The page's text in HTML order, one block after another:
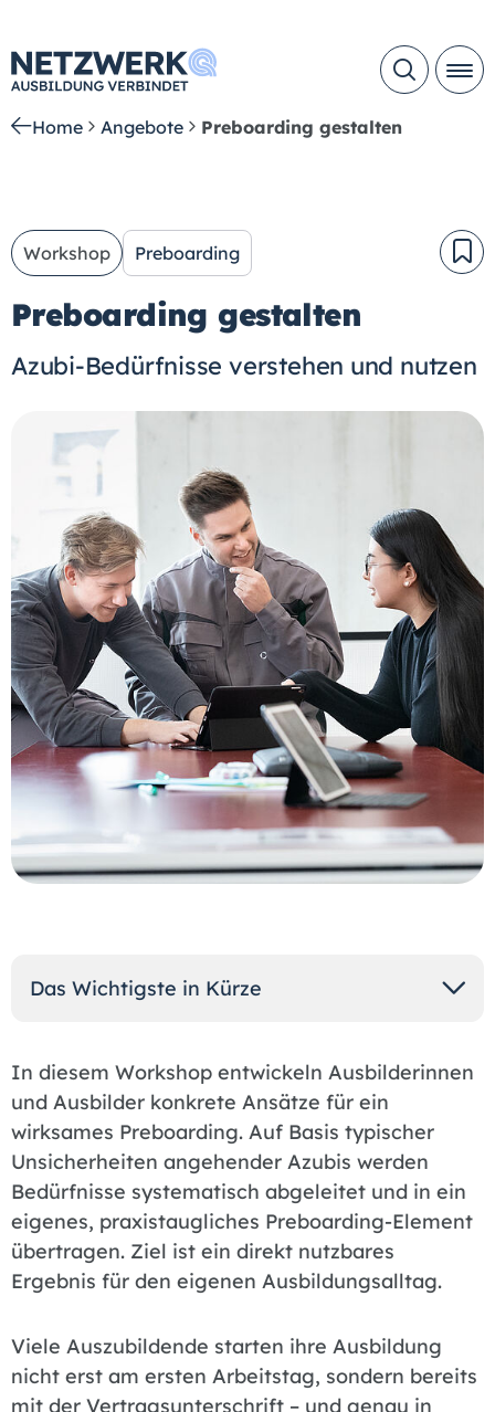
Home Angebote Preboarding gestalten
Workshop Preboarding
Preboarding gestalten
Azubi-Bedürfnisse verstehen und nutzen
Das Wichtigste in Kürze
In diesem Workshop entwickeln Ausbilderinnen
und Ausbilder konkrete Ansätze für ein
wirksames Preboarding. Auf Basis typischer
Unsicherheiten angehender Azubis werden
Bedürfnisse systematisch abgeleitet und in ein
eigenes, praxistaugliches Preboarding-Element
übertragen. Ziel ist ein direkt nutzbares
Ergebnis für den eigenen Ausbildungsalltag.
Viele Auszubildende starten ihre Ausbildung
nicht erst am ersten Arbeitstag, sondern bereits
mit der Vertragsunterschrift – und genau in